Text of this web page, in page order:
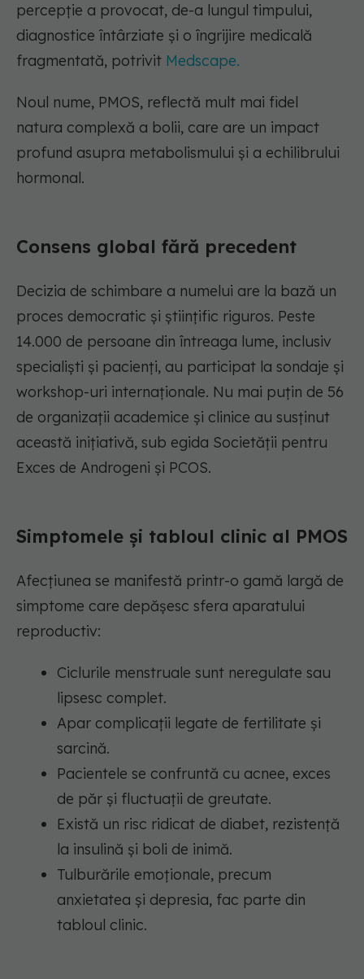
percepție a provocat, de-a lungul timpului,
diagnostice întârziate și o îngrijire medicală
fragmentată, potrivit Medscape.
Noul nume, PMOS, reflectă mult mai fidel
natura complexă a bolii, care are un impact
profund asupra metabolismului și a echilibrului
hormonal.
Consens global fără precedent
Decizia de schimbare a numelui are la bază un
proces democratic și științific riguros. Peste
14.000 de persoane din întreaga lume, inclusiv
specialiști și pacienți, au participat la sondaje și
workshop-uri internaționale. Nu mai puțin de 56
de organizații academice și clinice au susținut
această inițiativă, sub egida Societății pentru
Exces de Androgeni și PCOS.
Simptomele și tabloul clinic al PMOS
Afecțiunea se manifestă printr-o gamă largă de
simptome care depășesc sfera aparatului
reproductiv:
Ciclurile menstruale sunt neregulate sau
lipsesc complet.
Apar complicații legate de fertilitate și
sarcină.
Pacientele se confruntă cu acnee, exces
de păr și fluctuații de greutate.
Există un risc ridicat de diabet, rezistență
la insulină și boli de inimă.
Tulburările emoționale, precum
anxietatea și depresia, fac parte din
tabloul clinic.